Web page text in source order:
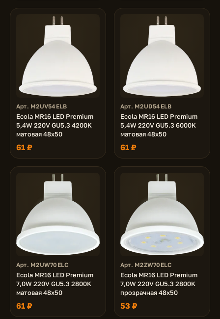
Арт. M2UV54ELB
Ecola MR16 LED Premium
5,4W 220V GU5.3 4200K
матовая 48x50
61 ₽
Арт. M2UD54ELB
Ecola MR16 LED Premium
5,4W 220V GU5.3 6000K
матовая 48x50
61 ₽
Арт. M2UW70ELC
Ecola MR16 LED Premium
7,0W 220V GU5.3 2800K
матовая 48x50
61 ₽
Арт. M2ZW70ELC
Ecola MR16 LED Premium
7,0W 220V GU5.3 2800K
прозрачная 48x50
53 ₽